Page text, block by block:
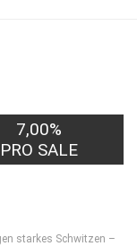
7,00%
PRO SALE
starkes Schwitzen –